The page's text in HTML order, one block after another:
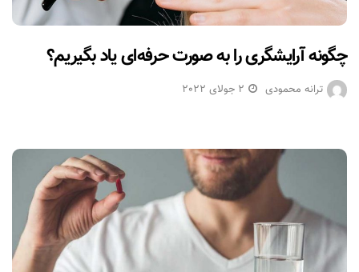
چگونه آرایشگری را به صورت حرفه‌ای یاد بگیریم؟
ترانه محمودی 2 جولای 2022